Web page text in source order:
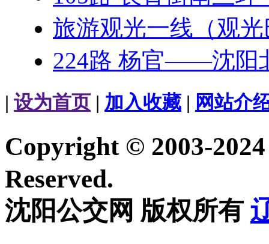
旅游观光一线（观
224路 杨官——沈阳
| 设为首页 | 加入收藏 | 网站介
Copyright © 2003-
Reserved.
沈阳公交网 版权所有